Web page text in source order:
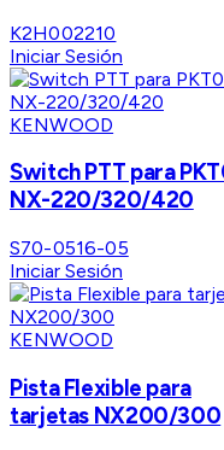
K2H002210
Iniciar Sesión
KENWOOD
Switch PTT para
NX-220/320/420
S70-0516-05
Iniciar Sesión
KENWOOD
Pista Flexible para
tarjetas NX200/300